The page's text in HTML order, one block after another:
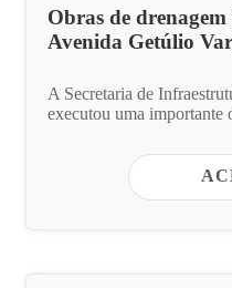
Obras de
Avenida Getúlio
A Secretaria de
executou uma importante